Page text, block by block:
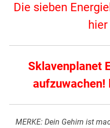
Die sieben
Sklavenplanet
aufzuwachen!
MERKE: Dein Gehirn ist